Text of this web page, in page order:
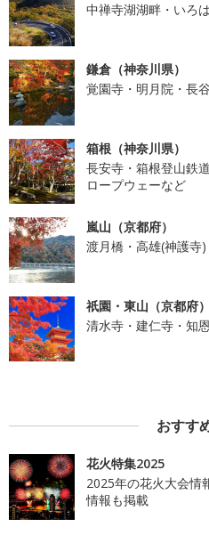
中禅寺湖湖畔・いろ
鎌倉（神奈川県）
覚園寺・明月院・長
箱根（神奈川県）
長安寺・箱根登山鉄
ロープウェーなど
嵐山（京都府）
渡月橋・高雄(神護寺
祇園・東山（京都府）
清水寺・建仁寺・知
おすす
花火特集2025
2025年の花火大会情
情報も掲載